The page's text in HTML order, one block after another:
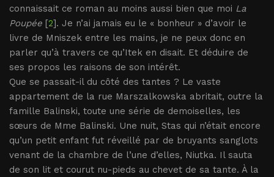
connaissait ce roman au moins aussi bien que moi La
Poupée [2]. Je n’ai jamais eu le « bonheur » d’avoir le
livre de Mniszek entre les mains, je ne peux donc en
parler qu’à travers ce qu’Itek en disait. Et déduire de
ses propos les raisons de son intérêt.
Que se passait-il du côté des tantes ? Le vaste
appartement de la rue Marszalkowska abritait, outre la
famille Balinski, toute une série de demoiselles, les
sœurs de Mme Balinski. Une nuit, Stas qui n’était encore
qu’un petit enfant fut réveillé par de bruyants sanglots
venant de la chambre de l’une d’elles, Niutka. Il sauta
de son lit et courut nu-pieds au chevet de sa tante. À la